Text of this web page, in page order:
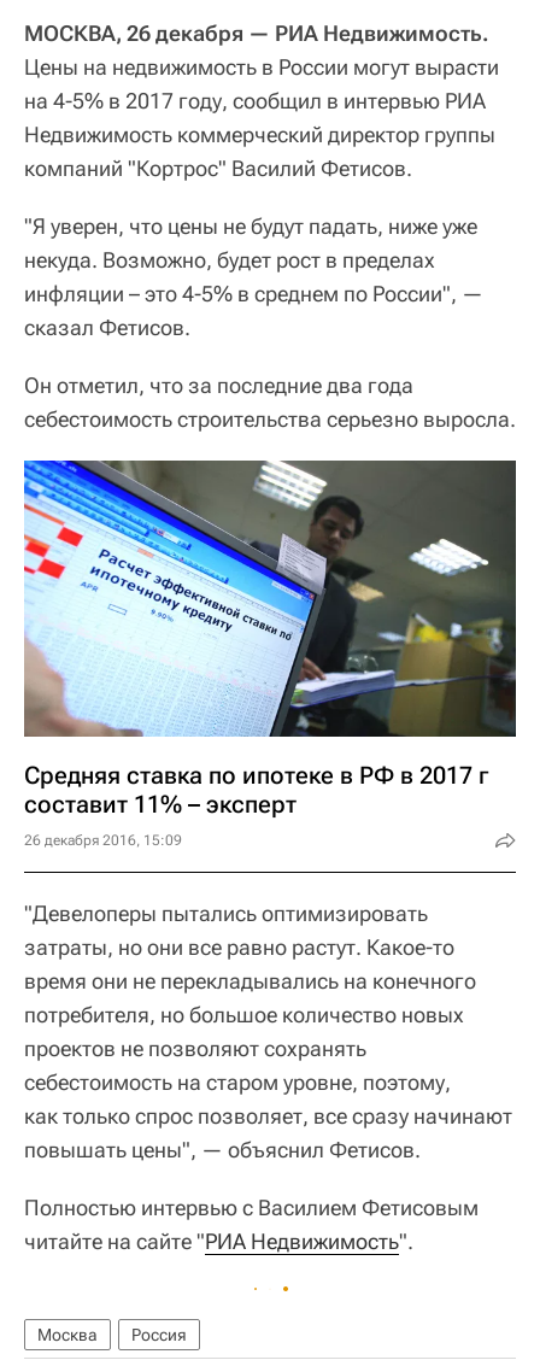
МОСКВА, 26 декабря — РИА Недвижимость.
Цены на недвижимость в России могут вырасти
на 4-5% в 2017 году, сообщил в интервью РИА
Недвижимость коммерческий директор группы
компаний "Кортрос" Василий Фетисов.
"Я уверен, что цены не будут падать, ниже уже
некуда. Возможно, будет рост в пределах
инфляции – это 4-5% в среднем по России", —
сказал Фетисов.
Он отметил, что за последние два года
себестоимость строительства серьезно выросла.
Средняя ставка по ипотеке в РФ в 2017 г
составит 11% – эксперт
26 декабря 2016, 15:09
"Девелоперы пытались оптимизировать
затраты, но они все равно растут. Какое-то
время они не перекладывались на конечного
потребителя, но большое количество новых
проектов не позволяют сохранять
себестоимость на старом уровне, поэтому,
как только спрос позволяет, все сразу начинают
повышать цены", — объяснил Фетисов.
Полностью интервью с Василием Фетисовым
читайте на сайте "РИА Недвижимость".
Москва Россия